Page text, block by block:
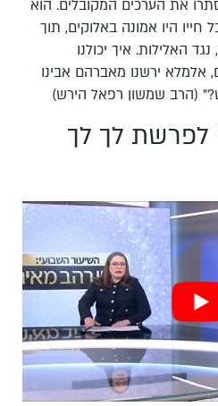
את הערכים המקובלים. הוא
חייו היו אמונה באלוקים, תוך
האלילות. איך יכולנו
אלמלא ירשנו מאברהם אבינו
(הרב שמשון רפאל הירש)
לפרשת לך לך